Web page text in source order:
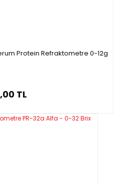
Protein Refraktometre 0-12g
TL